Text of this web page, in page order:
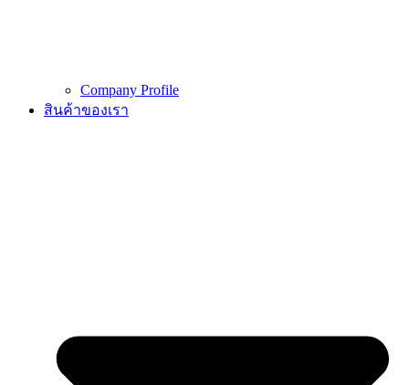
Company Profile
สินค้าของเรา